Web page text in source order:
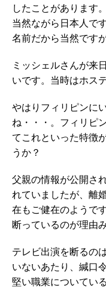
したことがあります
当然ながら日本人で
名前だから当然です
ミッシェルさんが来
いです。当時はホス
やはりフィリピンに
ね・・・。フィリピ
てこれといった特徴
うか？
父親の情報が公開さ
れていましたが、離
在もご健在のようで
断っているのが理由
テレビ出演を断るの
いないあたり、緘口
堅い職業についてい